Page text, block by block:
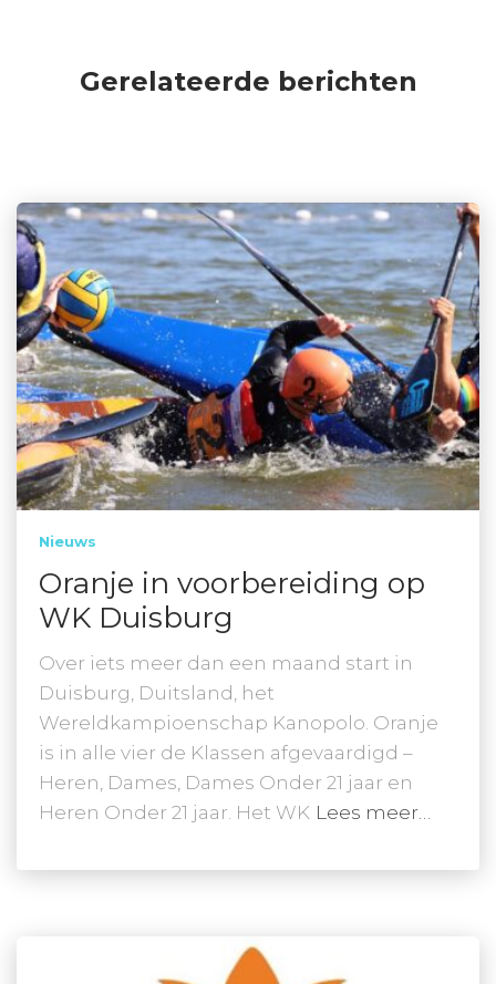
Gerelateerde berichten
Nieuws
Oranje in voorbereiding op
WK Duisburg
Over iets meer dan een maand start in
Duisburg, Duitsland, het
Wereldkampioenschap Kanopolo. Oranje
is in alle vier de Klassen afgevaardigd –
Heren, Dames, Dames Onder 21 jaar en
Heren Onder 21 jaar. Het WK Lees meer…